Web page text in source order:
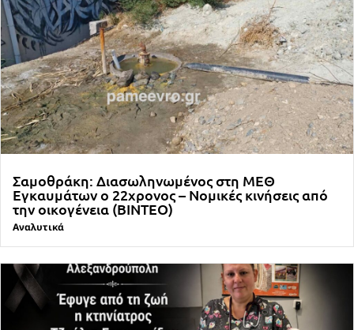
Σαμοθράκη: Διασωληνωμένος στη ΜΕΘ
Εγκαυμάτων ο 22χρονος – Νομικές κινήσεις από
την οικογένεια (ΒΙΝΤΕΟ)
Αναλυτικά